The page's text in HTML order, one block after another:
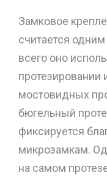
Замковое
считается
всего оно
протезировании
мостовидных
бюгельный
фиксируется
микрозамкам.
на самом